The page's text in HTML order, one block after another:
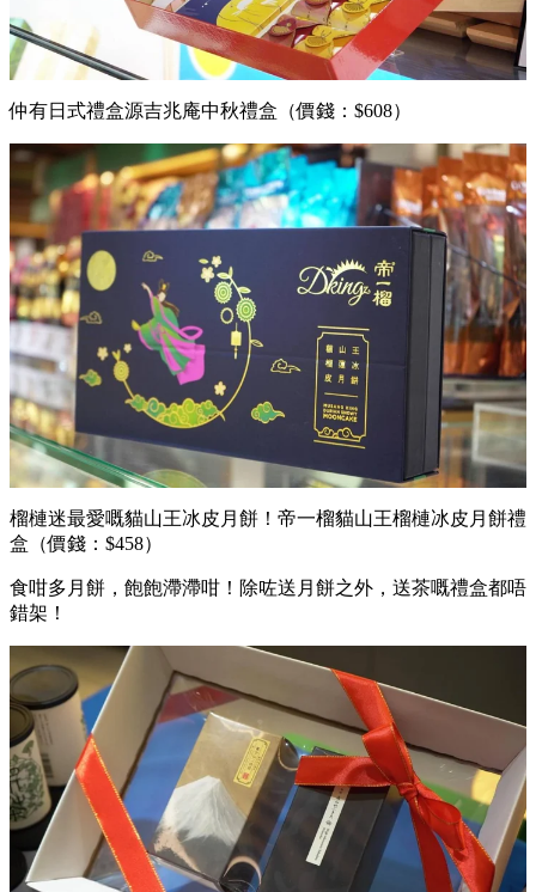
仲有日式禮盒源吉兆庵中秋禮盒（價錢：$608）
榴槤迷最愛嘅貓山王冰皮月餅！帝一榴貓山王榴槤冰皮月餅禮
盒（價錢：$458）
食咁多月餅，飽飽滯滯咁！除咗送月餅之外，送茶嘅禮盒都唔
錯架！